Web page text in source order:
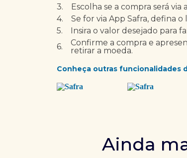
3.
Escolha se a compra será
4.
Se for via App Safra, defina
5.
Insira o valor desejado para
6.
Confirme a compra e
retirar a moeda.
Conheça outras funcionalidades
Ainda